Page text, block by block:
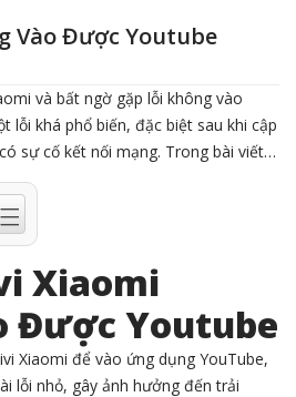
Vào Được Youtube
và bất ngờ gặp lỗi không vào
lỗi khá phổ biến, đặc biệt sau khi cập
sự cố kết nối mạng. Trong bài viết
bạn cách nhận biết nguyên nhân và
dễ thực hiện tại nhà để giúp bạn
một cách nhanh chóng. Đừng vội
Xiaomi
Được Youtube
Xiaomi để vào ứng dụng YouTube,
lỗi nhỏ, gây ảnh hưởng đến trải